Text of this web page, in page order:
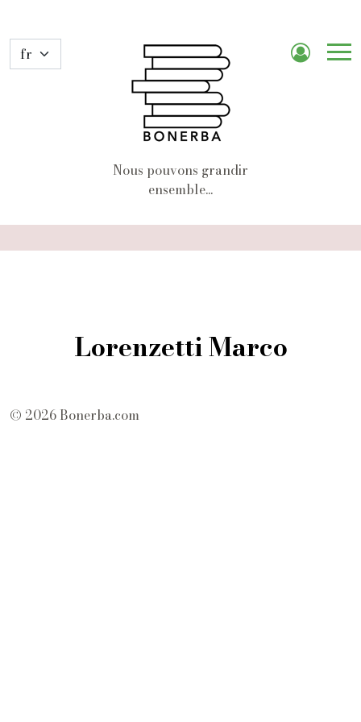
Nous pouvons grandir
ensemble...
Lorenzetti Marco
© 2026 Bonerba.com